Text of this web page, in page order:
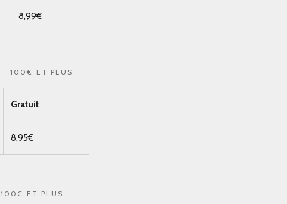
8,99€
100€ ET PLUS
Gratuit
8,95€
100€ ET PLUS